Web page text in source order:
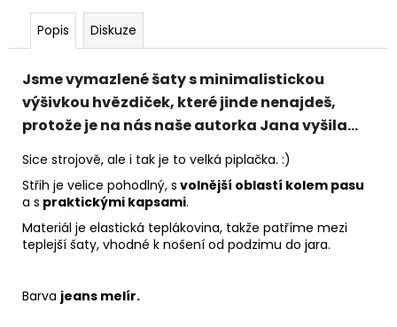
Popis Diskuze
Jsme vymazlené šaty s minimalistickou
výšivkou hvězdiček, které jinde nenajdeš,
protože je na nás naše autorka Jana vyšila...
Sice strojově, ale i tak je to velká piplačka. :)
Střih je velice pohodlný, s volnější oblastí kolem pasu
a s praktickými kapsami.
Materiál je elastická teplákovina, takže patříme mezi
teplejší šaty, vhodné k nošení od podzimu do jara.
Barva jeans melír.